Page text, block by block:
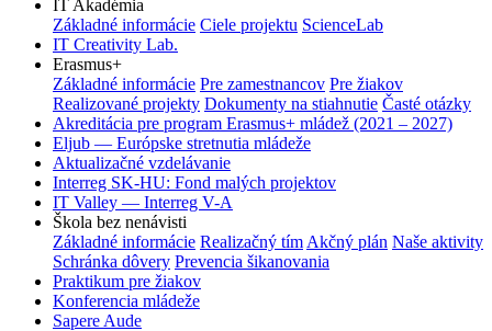
IT Akadémia
Základné informácie Ciele projektu ScienceLab
IT Creativity Lab.
Erasmus+
Základné informácie Pre zamestnancov Pre žiakov
Realizované projekty Dokumenty na stiahnutie Časté otázky
Akreditácia pre program Erasmus+ mládež (2021 – 2027)
Eljub — Európske stretnutia mládeže
Aktualizačné vzdelávanie
Interreg SK-HU: Fond malých projektov
IT Valley — Interreg V-A
Škola bez nenávisti
Základné informácie Realizačný tím Akčný plán Naše aktivity
Schránka dôvery Prevencia šikanovania
Praktikum pre žiakov
Konferencia mládeže
Sapere Aude